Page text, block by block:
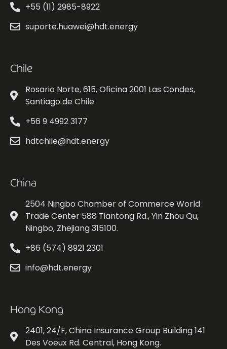
+55 (11) 2985-8922
suporte.huawei@hdt.energy
Chile
Rosario Norte, 615, Oficina 2001 Las Condes,
Santiago de Chile
+56 9 4992 3177
hdtchile@hdt.energy
China
2504 Ningbo Chamber of Commerce World
Trade Center 588 Tiantong Rd., Yin Zhou Qu,
Ningbo, Zhejiang 315100.
+86 (574) 8921 2301
info@hdt.energy
Hong Kong
2401, 24/F, China Insurance Group Building 141
Des Voeux Rd. Central, Hong Kong.